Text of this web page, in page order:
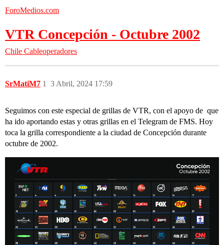
ForoMedios.com
VTR Concepción - Octubre 2002
Chile Cableoperadores
SrMatiM7 3 Abril, 2024 17:59
1
Seguimos con este especial de grillas de VTR, con el apoyo de que
ha ido aportando estas y otras grillas en el Telegram de FMS. Hoy
toca la grilla correspondiente a la ciudad de Concepción durante
octubre de 2002.